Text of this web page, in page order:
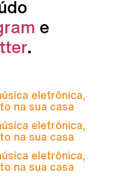
e
.
eletrônica,
na sua casa
eletrônica,
na sua casa
eletrônica,
na sua casa